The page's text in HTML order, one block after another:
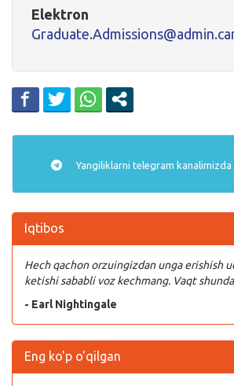
Elektron
Yangiliklarni telegram
Iqtibos
Hech qachon orzuingizdan unga erishish
ketishi sababli voz kechmang. Vaqt
- Earl Nightingale
Eng ko'p o'qilgan